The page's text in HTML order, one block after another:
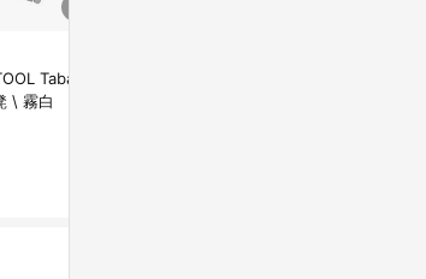
Tabac –
Hazy 戶外折疊矮凳 \ 霧白